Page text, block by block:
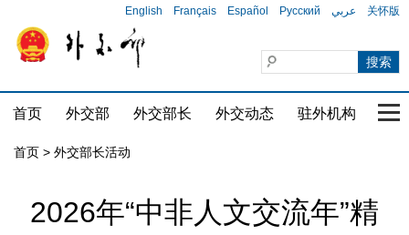
English Français Español Русский عربي 关怀版
首页 外交部 外交部长 外交动态 驻外机构 国
首页 > 外交部长活动
2026年“中非人文交流年”精